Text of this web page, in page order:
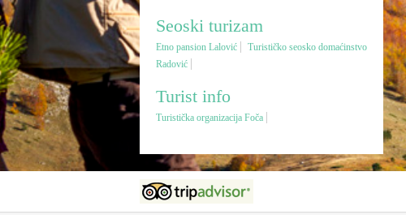
Seoski turizam
Etno pansion Lalović
Turističko seosko domaćinstvo
Radović
Turist info
Turistička organizacija Foča